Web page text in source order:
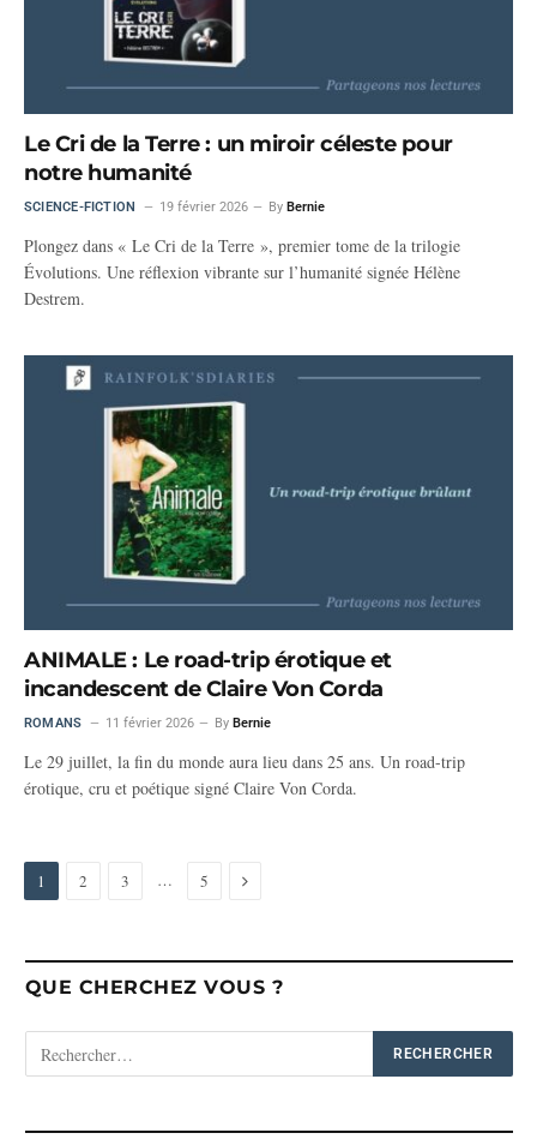
Le Cri de la Terre : un miroir céleste pour
notre humanité
SCIENCE-FICTION 19 février 2026 By Bernie
Plongez dans « Le Cri de la Terre », premier tome de la trilogie
Évolutions. Une réflexion vibrante sur l’humanité signée Hélène
Destrem.
ANIMALE : Le road-trip érotique et
incandescent de Claire Von Corda
ROMANS 11 février 2026 By Bernie
Le 29 juillet, la fin du monde aura lieu dans 25 ans. Un road-trip
érotique, cru et poétique signé Claire Von Corda.
1 2 3 … 5 Next
QUE CHERCHEZ VOUS ?